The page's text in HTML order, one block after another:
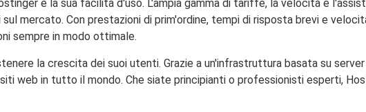
è la sua facilità d'uso. L'ampia gamma di tariffe, la velocità e
mercato. Con prestazioni di prim'ordine, tempi di risposta brevi e
sempre in modo ottimale.
la crescita dei suoi utenti. Grazie a un'infrastruttura basata su
web in tutto il mondo. Che siate principianti o professionisti esperti,